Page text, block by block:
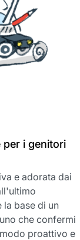
per i genitori
e adorata dai
base di un
che confermi
proattivo e